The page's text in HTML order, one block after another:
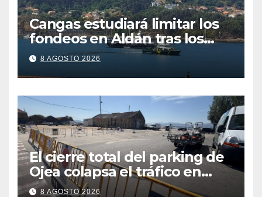
Cangas estudiará limitar los
fondeos en Aldán tras los
últimos episodios de
contaminación en O Con
8 AGOSTO 2026
El cierre total del parking de
Ojea colapsa el tráfico en
Cangas
8 AGOSTO 2026